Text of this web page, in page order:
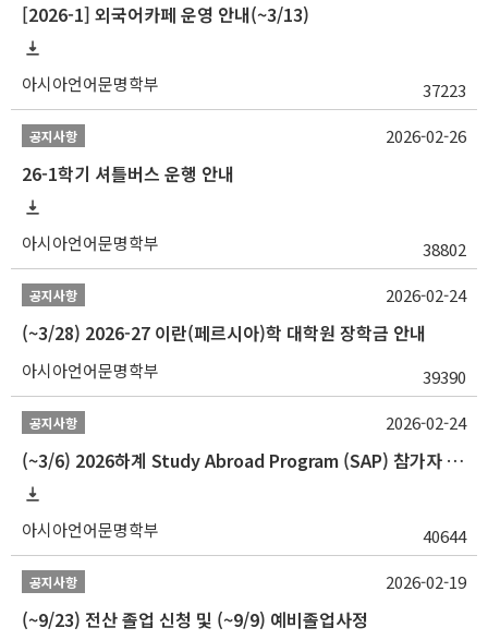
[2026-1] 외국어카페 운영 안내(~3/13)
아시아언어문명학부 37223
공지사항
26-1학기 셔틀버스 운행 안내
아시아언어문명학부 38802
2026-02-26
공지사항
(~3/28) 2026-27 이란(페르시아)학 대학원 장학금 안내
아시아언어문명학부 39390
2026-02-24
공지사항
(~3/6) 2026하계 Study Abroad Program (SAP) 참가자 모집 안내
아시아언어문명학부 40644
2026-02-24
공지사항
(~9/23) 전산 졸업 신청 및 (~9/9) 예비졸업사정
2026-02-19